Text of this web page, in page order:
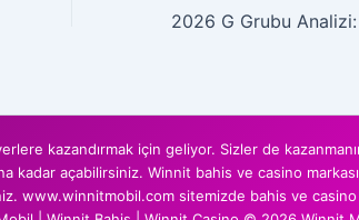
kazandırmak için geliyor. Sizler de
kadar açabilirsiniz. Winnit bahis ve casino
sitemizde bahis ve casino